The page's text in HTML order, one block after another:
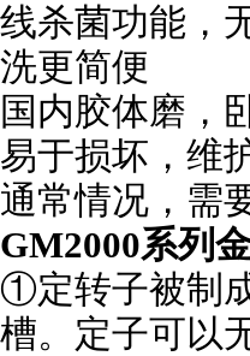
线杀菌功能，
洗更简便
国内胶体磨，
易于损坏，维
通常情况，需
GM2000系列
①定转子被制
槽。定子可以